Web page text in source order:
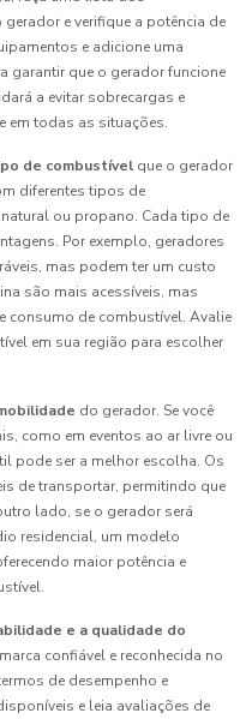
e verifique a potência de
e adicione uma
garantir que o gerador funcione
a evitar sobrecargas e
em todas as situações.
de combustível que o gerador
diferentes tipos de
ou propano. Cada tipo de
Por exemplo, geradores
mas podem ter um custo
são mais acessíveis, mas
consumo de combustível. Avalie
em sua região para escolher
do gerador. Se você
como em eventos ao ar livre ou
pode ser a melhor escolha. Os
de transportar, permitindo que
lado, se o gerador será
residencial, um modelo
maior potência e
e a qualidade do
confiável e reconhecida no
de desempenho e
e leia avaliações de